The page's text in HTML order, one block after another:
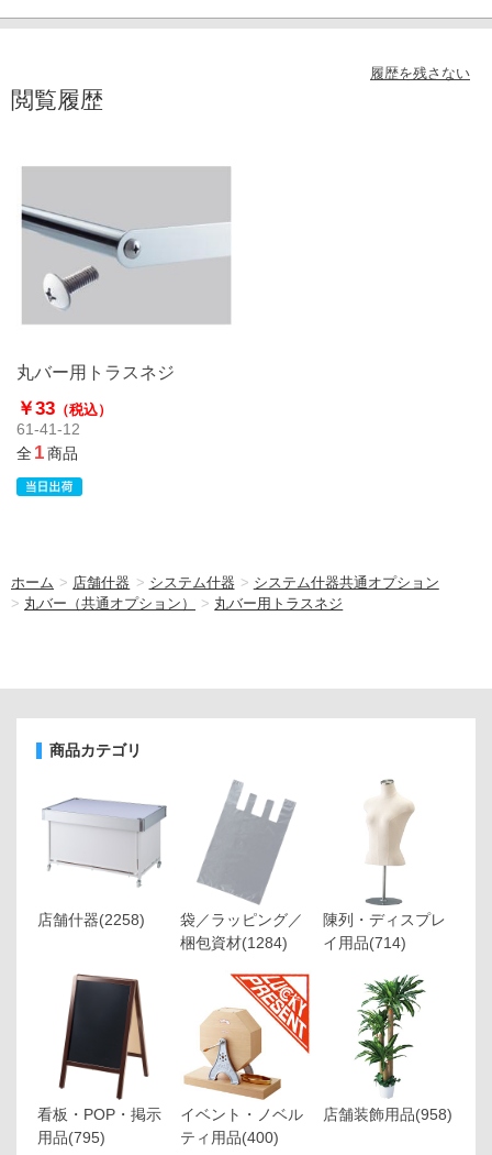
履歴を残さない
閲覧履歴
丸バー用トラスネジ
￥33 （税込）
61-41-12
全1商品
ホーム > 店舗什器 > システム什器 > システム什器共通オプション
> 丸バー（共通オプション） > 丸バー用トラスネジ
商品カテゴリ
店舗什器(2258)
袋／ラッピング／
梱包資材(1284)
陳列・ディスプレ
イ用品(714)
看板・POP・掲示
用品(795)
イベント・ノベル
ティ用品(400)
店舗装飾用品(958)